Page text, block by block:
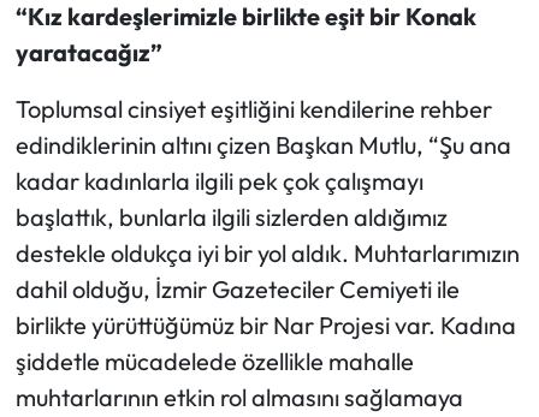
“Kız kardeşlerimizle birlikte eşit bir Konak
yaratacağız”
Toplumsal cinsiyet eşitliğini kendilerine rehber
edindiklerinin altını çizen Başkan Mutlu, “Şu ana
kadar kadınlarla ilgili pek çok çalışmayı
başlattık, bunlarla ilgili sizlerden aldığımız
destekle oldukça iyi bir yol aldık. Muhtarlarımızın
dahil olduğu, İzmir Gazeteciler Cemiyeti ile
birlikte yürüttüğümüz bir Nar Projesi var. Kadına
şiddetle mücadelede özellikle mahalle
muhtarlarının etkin rol almasını sağlamaya